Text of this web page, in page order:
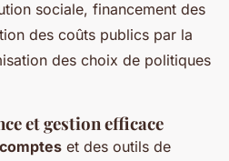
sociale, financement des
des coûts publics par la
des choix de politiques
et gestion efficace
et des outils de